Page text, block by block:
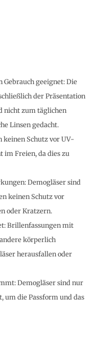
geeignet: Die
der Präsentation
nicht zum täglichen
Linsen gedacht.
keinen Schutz vor UV-
im Freien, da dies zu
Demogläser sind
keinen Schutz vor
oder Kratzern.
Brillenfassungen mit
körperlich
herausfallen oder
Demogläser sind nur
um die Passform und das